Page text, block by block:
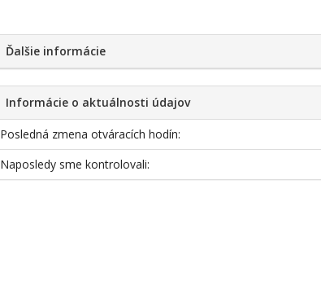
Ďalšie informácie
Informácie o aktuálnosti údajov
Posledná zmena otváracích hodín:
Naposledy sme kontrolovali: